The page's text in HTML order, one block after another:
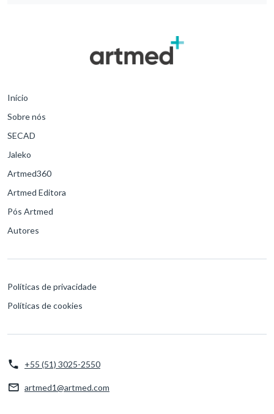
Início
Sobre nós
SECAD
Jaleko
Artmed360
Artmed Editora
Pós Artmed
Autores
Políticas de privacidade
Políticas de cookies
+55 (51) 3025-2550
artmed1@artmed.com